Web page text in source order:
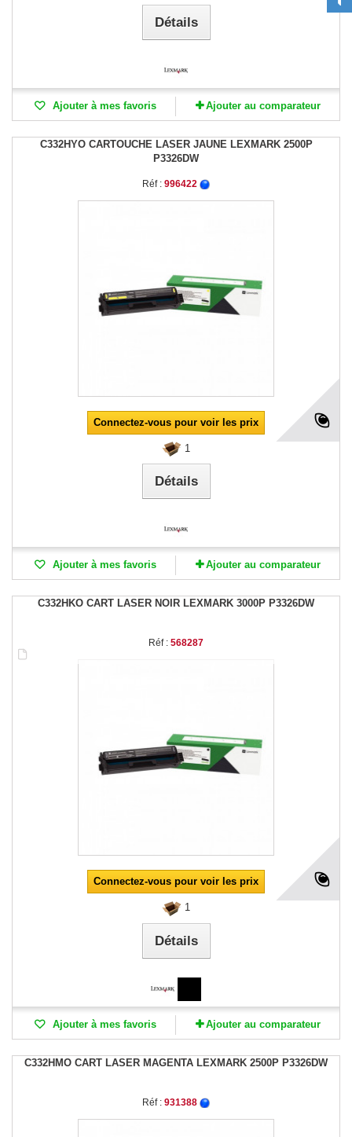
Détails
Ajouter à mes favoris Ajouter au comparateur
C332HYO CARTOUCHE LASER JAUNE LEXMARK 2500P
P3326DW
Réf : 996422
Connectez-vous pour voir les prix
1
Détails
Ajouter à mes favoris Ajouter au comparateur
C332HKO CART LASER NOIR LEXMARK 3000P P3326DW
Réf : 568287
Connectez-vous pour voir les prix
1
Détails
Ajouter à mes favoris Ajouter au comparateur
C332HMO CART LASER MAGENTA LEXMARK 2500P P3326DW
Réf : 931388